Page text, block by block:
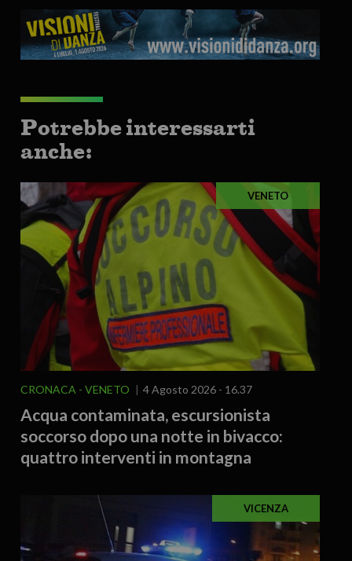
Potrebbe interessarti
anche:
VENETO
CRONACA VENETO 4 Agosto 2026 - 16.37
Acqua contaminata, escursionista
soccorso dopo una notte in bivacco:
quattro interventi in montagna
VICENZA